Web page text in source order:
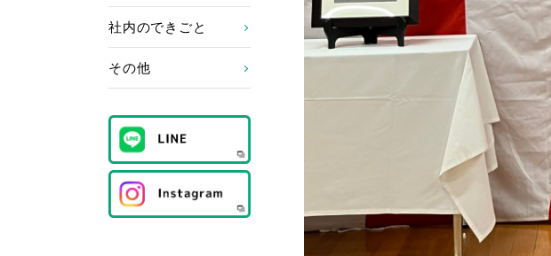
社内のできごと
その他